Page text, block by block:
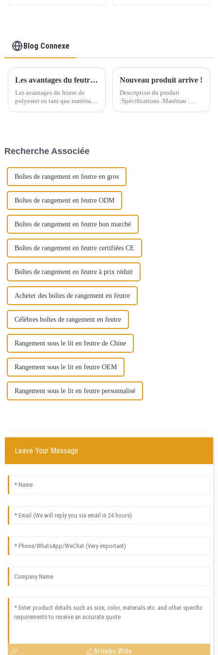
Blog Connexe
Les avantages du feutre de polyester comme matériau polyvalent
Les avantages du feutre de
polyester en tant que matériau
de ses nombreuses
Nouveau produit arrive !
Description du produit
:Spécifications :Matériau :
Recherche Associée
Boîtes de rangement en feutre en gros
Boîtes de rangement en feutre ODM
Boîtes de rangement en feutre bon marché
Boîtes de rangement en feutre certifiées CE
Boîtes de rangement en feutre à prix réduit
Acheter des boîtes de rangement en feutre
Célèbres boîtes de rangement en feutre
Rangement sous le lit en feutre de Chine
Rangement sous le lit en feutre OEM
Rangement sous le lit en feutre personnalisé
Leave Your Message
AI Helps Write